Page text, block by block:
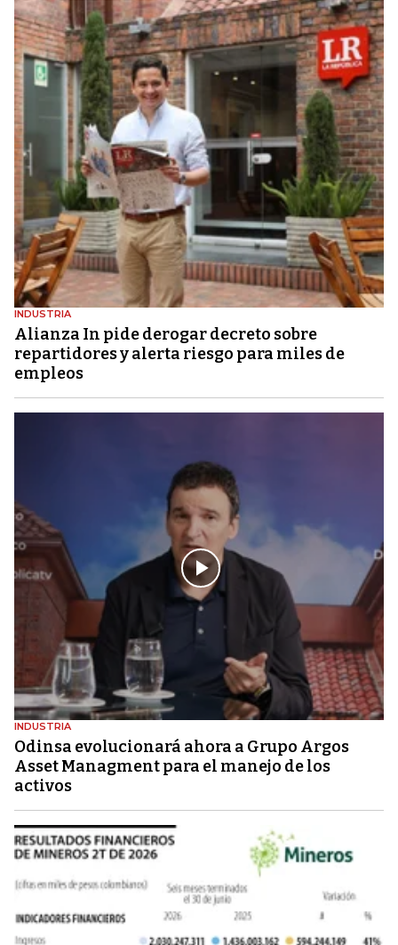
INDUSTRIA
Alianza In pide derogar decreto sobre
repartidores y alerta riesgo para miles de
empleos
INDUSTRIA
Odinsa evolucionará ahora a Grupo Argos
Asset Managment para el manejo de los
activos